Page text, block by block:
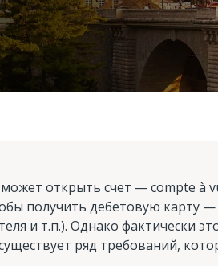
открыть счет — compte à
получить дебетовую карту
и т.п.). Однако фактически
ряд требований,